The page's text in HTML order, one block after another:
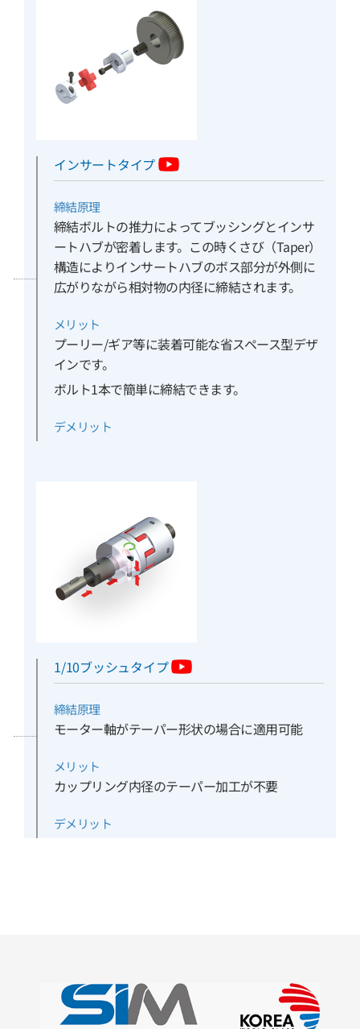
インサートタイプ
締結原理
締結ボルトの推力によってブッシングとインサ
ートハブが密着します。この時くさび（Taper）
構造によりインサートハブのボス部分が外側に
広がりながら相対物の内径に締結されます。
メリット
プーリー/ギア等に装着可能な省スペース型デザ
インです。
ボルト1本で簡単に締結できます。
デメリット
1/10ブッシュタイプ
締結原理
モーター軸がテーパー形状の場合に適用可能
メリット
カップリング内径のテーパー加工が不要
デメリット